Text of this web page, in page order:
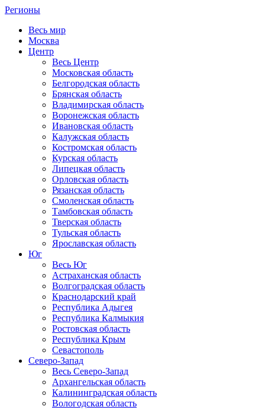
Регионы
Весь мир
Москва
Центр
Весь Центр
Московская область
Белгородская область
Брянская область
Владимирская область
Воронежская область
Ивановская область
Калужская область
Костромская область
Курская область
Липецкая область
Орловская область
Рязанская область
Смоленская область
Тамбовская область
Тверская область
Тульская область
Ярославская область
Юг
Весь Юг
Астраханская область
Волгоградская область
Краснодарский край
Республика Адыгея
Республика Калмыкия
Ростовская область
Республика Крым
Севастополь
Северо-Запад
Весь Северо-Запад
Архангельская область
Калининградская область
Вологодская область